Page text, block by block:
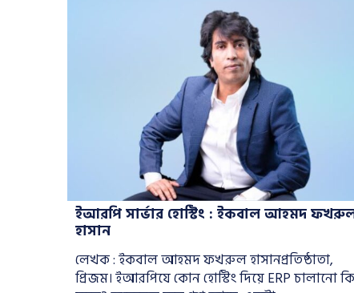
ইআরপি সার্ভার হোস্টিং : ইকবাল আহমদ
হাসান
লেখক : ইকবাল আহমদ ফখরুল হাসানপ্রতিষ্ঠাতা,
প্রিজম। ইআরপিযে কোন হোস্টিং দিয়ে ERP চালানো কি